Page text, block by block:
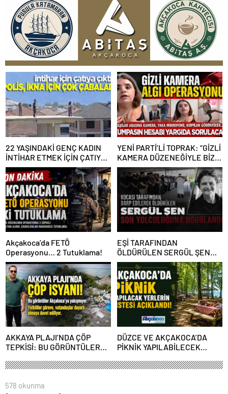
22 YAŞINDAKİ GENÇ KADIN
İNTİHAR ETMEK İÇİN ÇATIYA
ÇIKTI
YENİ PARTİ’Lİ TOPRAK: “GİZLİ
KAMERA DÜZENEĞİYLE BİZE
ALGI OPERASYONU YAPILDI”
Akçakoca’da FETÖ
Operasyonu… 2 Tutuklama!
EŞİ TARAFINDAN
ÖLDÜRÜLEN SERGÜL ŞEN
SON YOLCULUĞUNA
UĞURLANDI
AKKAYA PLAJI’NDA ÇÖP
TEPKİSİ: BU GÖRÜNTÜLER
DÜZCE VE AKÇAKOCA’DA
PİKNİK YAPILABİLECEK
AÇIKLANDI!
578 okunma